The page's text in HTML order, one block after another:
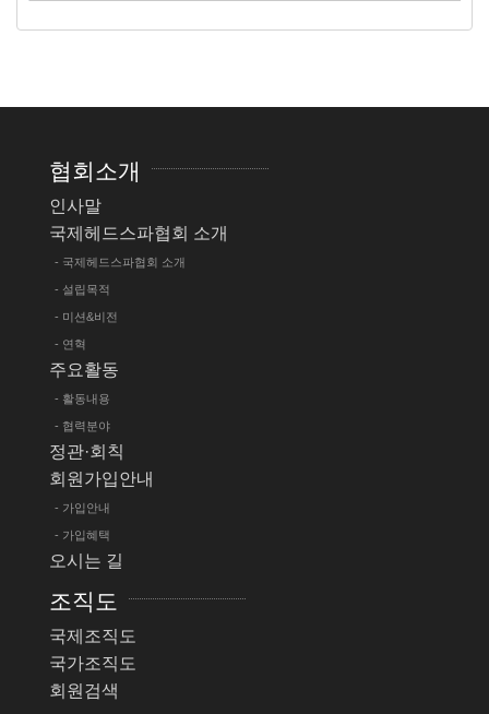
협회소개
인사말
국제헤드스파협회 소개
- 국제헤드스파협회 소개
- 설립목적
- 미션&비전
- 연혁
주요활동
- 활동내용
- 협력분야
정관·회칙
회원가입안내
- 가입안내
- 가입혜택
오시는 길
조직도
국제조직도
국가조직도
회원검색